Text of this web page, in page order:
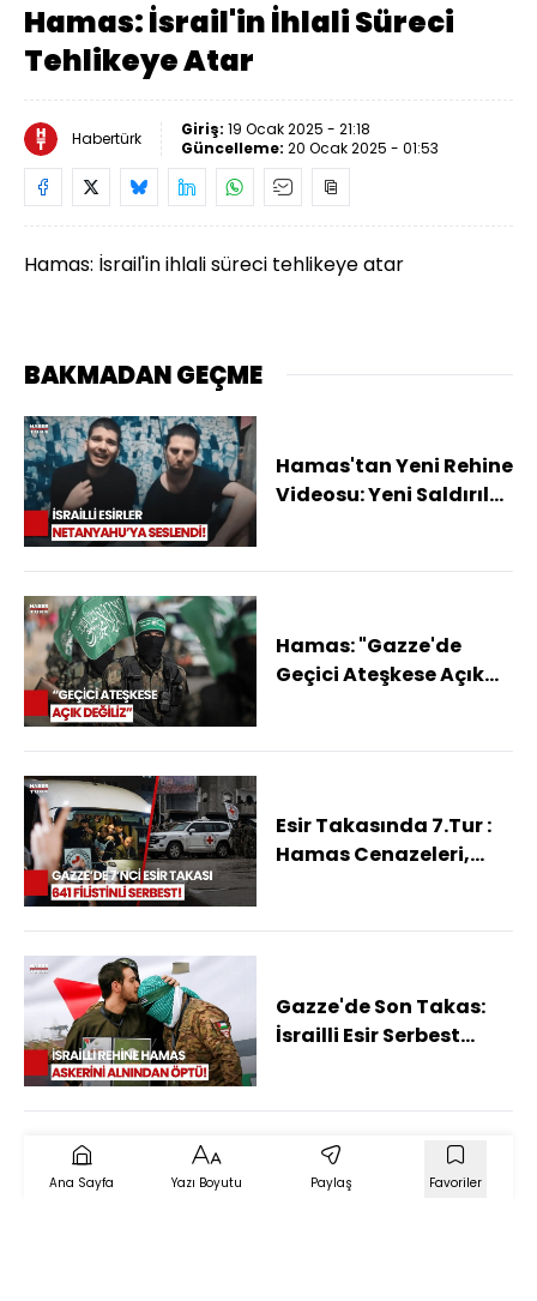
Hamas: İsrail'in İhlali Süreci
Tehlikeye Atar
Habertürk Giriş: 19 Ocak 2025 - 21:18
Güncelleme: 20 Ocak 2025 - 01:53
Hamas: İsrail'in ihlali süreci tehlikeye atar
BAKMADAN GEÇME
Hamas'tan Yeni Rehine
Videosu: Yeni Saldırılar
Hamas: "Gazze'de
Geçici Ateşkese Açık
Esir Takasında 7.Tur :
Hamas Cenazeleri,
Gazze'de Son Takas:
İsrailli Esir Serbest
Öptü!
Ana Sayfa Yazı Boyutu Paylaş Favoriler